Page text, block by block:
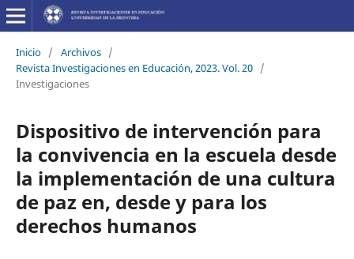
Inicio / Archivos /
Revista Investigaciones en Educación, 2023. Vol. 20 /
Investigaciones
Dispositivo de intervención para
la convivencia en la escuela desde
la implementación de una cultura
de paz en, desde y para los
derechos humanos